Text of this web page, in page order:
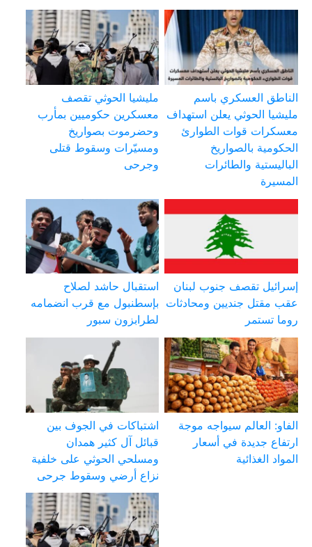
الناطق العسكري باسم
مليشيا الحوثي يعلن استهداف
معسكرات قوات الطوارئ
الحكومية بالصواريخ
الباليستية والطائرات
المسيرة
مليشيا الحوثي تقصف
معسكرين حكوميين بمأرب
وحضرموت بصواريخ
ومسيّرات وسقوط قتلى
وجرحى
إسرائيل تقصف جنوب لبنان
عقب مقتل جنديين ومحادثات
روما تستمر
استقبال حاشد لصلاح
بإسطنبول مع قرب انضمامه
لطرابزون سبور
الفاو: العالم سيواجه موجة
ارتفاع جديدة في أسعار
المواد الغذائية
اشتباكات في الجوف بين
قبائل آل كثير همدان
ومسلحي الحوثي على خلفية
نزاع أرضي وسقوط جرحى